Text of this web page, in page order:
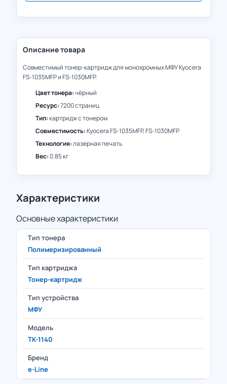
Описание товара
Совместимый тонер-картридж для монохромных МФУ Kyocera
FS-1035MFP и FS-1030MFP.
Цвет тонера:чёрный
Ресурс:7200 страниц
Тип:картридж с тонером
Совместимость:Kyocera FS-1035MFP, FS-1030MFP
Технология:лазерная печать
Вес:0.85 кг
Характеристики
Основные характеристики
Тип тонера
Полимеризированный
Тип картриджа
Тонер-картридж
Тип устройства
МФУ
Модель
TK-1140
Бренд
e-Line